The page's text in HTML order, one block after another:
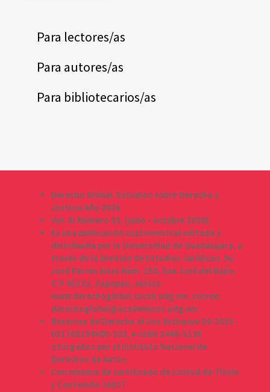
Para lectores/as
Para autores/as
Para bibliotecarios/as
Derecho Global. Estudios sobre Derecho y
Justicia Año 2026
Vol. XI Número 33, (julio - octubre 2026)
Es una publicación cuatrimestral editada y
distribuida por la Universidad de Guadalajara, a
través de la División de Estudios Jurídicos. Av.
José Parres Arias Núm. 150, San José del Bajío,
C.P 45132, Zapopan, Jalisco
www.derechoglobal.cucsh.udg.mx. correo:
derechoglobal@academicos.udg.mx.
Reservas de Derecho al Uso Exclusivo 04-2015-
021708234800-203, e-ISSN 2448-5136
otorgados por el Instituto Nacional de
Derechos de Autor,
Con número de certificado de Licitud de Título
y Contenido 16827